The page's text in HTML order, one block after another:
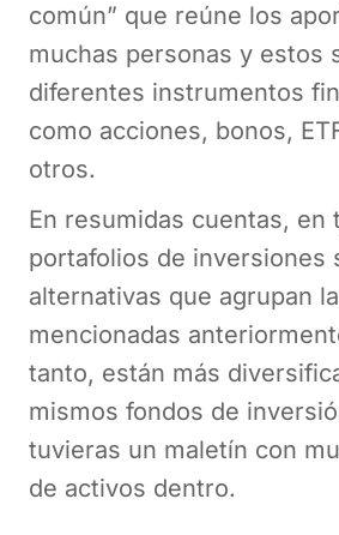
común” que reúne los
muchas personas y estos
diferentes instrumentos
como acciones, bonos,
otros.
En resumidas cuentas, en
portafolios de inversiones
alternativas que agrupan
mencionadas
tanto, están más
mismos fondos de
tuvieras un maletín con
de activos dentro.